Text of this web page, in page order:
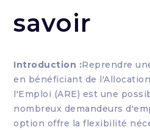
savoir
Introduction :Reprendre
en bénéficiant de
l'Emploi (ARE) est une
nombreux demandeurs
option offre la flexibilité